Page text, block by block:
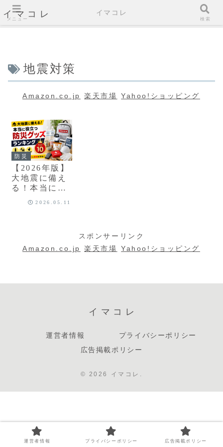
イマコレ
地震対策
Amazon.co.jp 楽天市場 Yahoo!ショッピング
防災
【2026年版】
大地震に備え
る！本当に役
2026.05.11
スポンサーリンク
Amazon.co.jp
楽天市場 Yahoo!ショッピング
イマコレ
運営者情報
プライバシーポリシー
広告掲載ポリシー
© 2026 イマコレ.
メニュー
イマコレ
検索
運営者情報 プライバシーポリシー 広告掲載ポリシー